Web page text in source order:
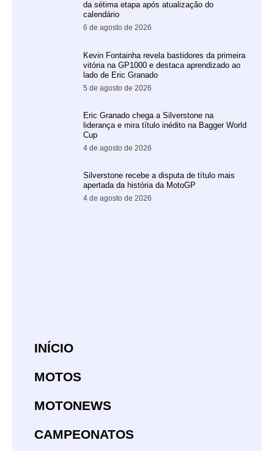
da sétima etapa após atualização do
calendário
6 de agosto de 2026
Kevin Fontainha revela bastidores da primeira
vitória na GP1000 e destaca aprendizado ao
lado de Eric Granado
5 de agosto de 2026
Eric Granado chega a Silverstone na
liderança e mira título inédito na Bagger World
Cup
4 de agosto de 2026
Silverstone recebe a disputa de título mais
apertada da história da MotoGP
4 de agosto de 2026
INÍCIO
MOTOS
MOTONEWS
CAMPEONATOS